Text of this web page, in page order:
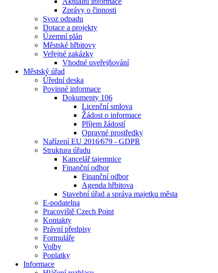
Zprávy o činnosti
Svoz odpadu
Dotace a projekty
Územní plán
Městské hřbitovy
Veřejné zakázky
Vhodné uveřejňování
Městský úřad
Úřední deska
Povinné informace
Dokumenty 106
Licenční smlova
Žádost o informace
Příjem žádostí
Opravné prostředky
Nařízení EU 2016⁄679 - GDPR
Struktura úřadu
Kancelář tajemnice
Finanční odbor
Finanční odbor
Agenda hřbitova
Stavební úřad a správa majetku města
E-podatelna
Pracoviště Czech Point
Kontakty
Právní předpisy
Formuláře
Volby
Poplatky
Informace